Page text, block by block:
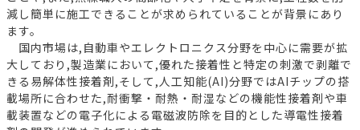
減し簡単に施工できることが求められていることが背景にあり
ます。
国内市場は,自動車やエレクトロニクス分野を中心に需要が拡
大しており,製造業において,優れた接着性と特定の刺激で剥離で
きる易解体性接着剤,そして,人工知能(AI)分野ではAIチップの搭
載場所に合わせた,耐衝撃・耐熱・耐湿などの機能性接着剤や車
載装置などの電子化による電磁波防除を目的とした導電性接着